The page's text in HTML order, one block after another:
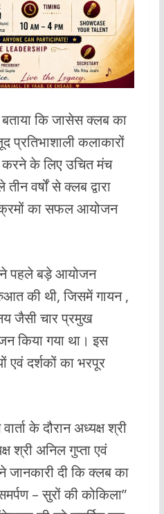
कि जासेस क्लब का
प्रतिभाशाली कलाकारों
करने के लिए उचित मंच
वर्षों से क्लब द्वारा
का सफल आयोजन
पहले बड़े आयोजन
की थी, जिसमें गायन ,
जैसी चार प्रमुख
किया गया था। इस
एवं दर्शकों का भरपूर
के दौरान अध्यक्ष श्री
श्री अनिल गुप्ता एवं
जानकारी दी कि क्लब का
– सुरों की कोकिला”